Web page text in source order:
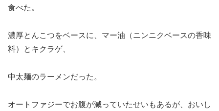
食べた。
濃厚とんこつをベースに、マー油（ニンニクベースの香味
料）とキクラゲ、
中太麺のラーメンだった。
オートファジーでお腹が減っていたせいもあるが、おいし